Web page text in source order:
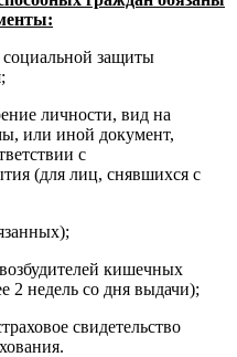
социальной защиты
личности, вид на
или иной документ,
с
(для лиц, снявшихся с
кишечных
2 недель со дня выдачи);
свидетельство